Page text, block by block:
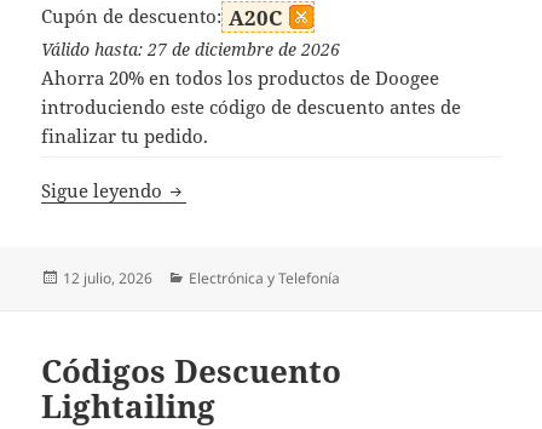
Cupón de descuento: A20C
Válido hasta: 27 de diciembre de 2026
Ahorra 20% en todos los productos de Doogee
introduciendo este código de descuento antes de
finalizar tu pedido.
Sigue leyendo Códigos Descuento Doogee
Publicado
12 julio, 2026 Categorías
Electrónica y Telefonía
Códigos Descuento
Lightailing